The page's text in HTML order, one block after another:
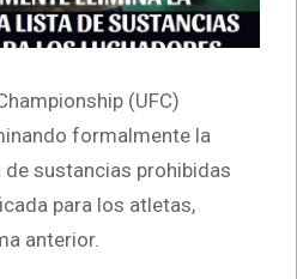
(UFC)
formalmente la
sustancias prohibidas
para los atletas,
anterior.